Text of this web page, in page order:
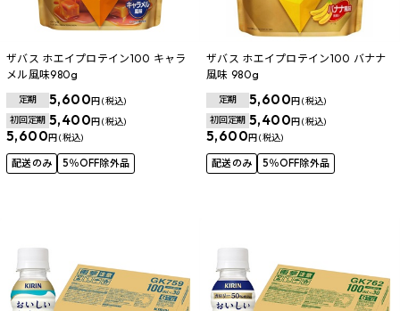
ザバス ホエイプロテイン100 キャラ
メル風味980g
定期 5,600円 (税込)
初回定期 5,400円 (税込)
5,600円 (税込)
配送のみ 5％OFF除外品
ザバス ホエイプロテイン100 バナナ
風味 980g
定期 5,600円 (税込)
初回定期 5,400円 (税込)
5,600円 (税込)
配送のみ 5％OFF除外品